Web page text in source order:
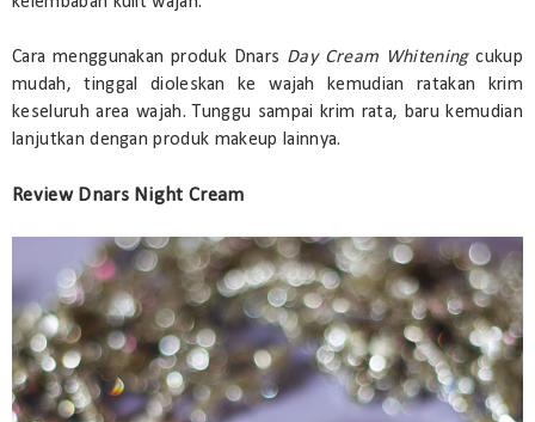
Cara menggunakan produk Dnars Day Cream Whiteningcukup
mudah, tinggal dioleskan ke wajah kemudian ratakan krim
keseluruh area wajah. Tunggu sampai krim rata, baru kemudian
lanjutkan dengan produk makeup lainnya.
Review Dnars Night Cream